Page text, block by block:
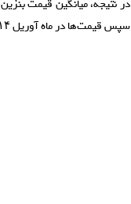
سپس قیمت‌ها در ماه آوریل ۱۴ درصد کاهش یافت.